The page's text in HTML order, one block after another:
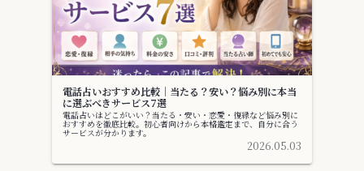
電話占いおすすめ比較｜当たる？安い？悩み別に本当
に選ぶべきサービス7選
電話占いはどこがいい？当たる・安い・恋愛・復縁など悩み別に
おすすめを徹底比較。初心者向けから本格鑑定まで、自分に合う
サービスが分かります。
2026.05.03